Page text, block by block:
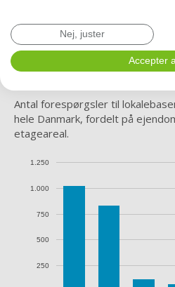
Revisorerklæring
relation til
Antal forespørgsler til
hele Danmark, fordelt på
etageareal.
250
500
750
1.000
1.250
Nej, juster
Accepter